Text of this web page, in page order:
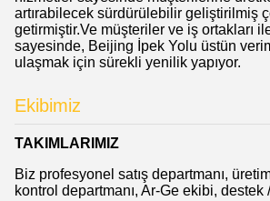
artırabilecek sürdürülebilir geliştirilmiş
getirmiştir.Ve müşteriler ve iş ortakları
sayesinde, Beijing İpek Yolu üstün
ulaşmak için sürekli yenilik yapıyor.
Ekibimiz
TAKIMLARIMIZ
Biz profesyonel satış departmanı,
kontrol departmanı, Ar-Ge ekibi, destek